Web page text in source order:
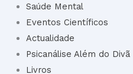
Saúde Mental
Eventos Científicos
Actualidade
Psicanálise Além do Divã
Livros